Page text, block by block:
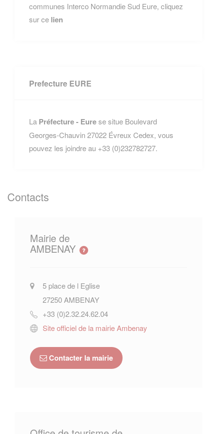
communes Interco Normandie Sud Eure, cliquez
sur ce lien
Prefecture EURE
La Préfecture - Eurese situe Boulevard
Georges-Chauvin 27022 Évreux Cedex, vous
pouvez les joindre au +33 (0)232782727.
Contacts
Mairie de
AMBENAY
5 place de l Eglise
27250 AMBENAY
+33 (0)2.32.24.62.04
Site officiel de la mairie Ambenay
Contacter la mairie